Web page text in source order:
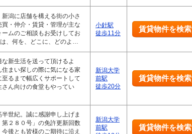
潟に店舗を構える街の小さ
・仲介・賃貸・管理が主な
ムのご相談もお受けしてお
は、何を、どこに、どのよ…
小針駅
徒歩11分
賃貸物件を検索
新生活を送って頂けるよ
まい探しの際に気になる家
るまで幅広くサポートして
ん向けの食堂もやってい
新潟大学
前駅
徒歩20分
賃貸物件を検索
世紀。誠に感謝申し上げま
２８０号」の免許更新回数
今後とも皆様のご期待に沿え
新潟大学
前駅
賃貸物件を検索